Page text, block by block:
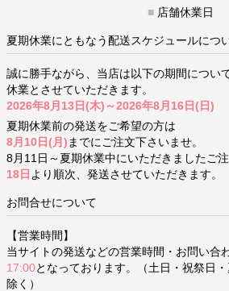
■ 店舗休業日
夏期休業にともなう配送スケジュールにつ
誠に勝手ながら、当店は以下の期間につい
休業とさせていただきます。
2026年8月13日(木)～2026年8月16日(日)
夏期休業前の発送をご希望の方は
8月10日(月) までにご注文下さいませ。
8月11日～夏期休業中にいただきましたご注
18日 より順次、発送させていただきます。
お問合せについて
【営業時間】
当サイトの発送などの営業時間・お問い合
17:00となっております。（土日・祝祭日
除く）